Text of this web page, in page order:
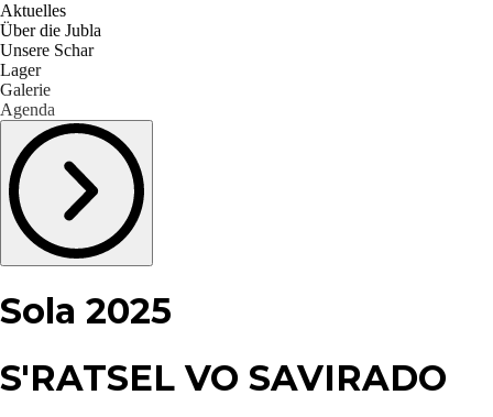
Aktuelles
Über die Jubla
Unsere Schar
Lager
Galerie
Agenda
Sola 2025
S'RATSEL VO SAVIRADO